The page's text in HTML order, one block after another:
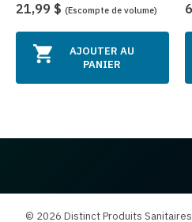
21,99 $ (Escompte de volume)
AJOUTER AU
PANIER
© 2026 Distinct Produits